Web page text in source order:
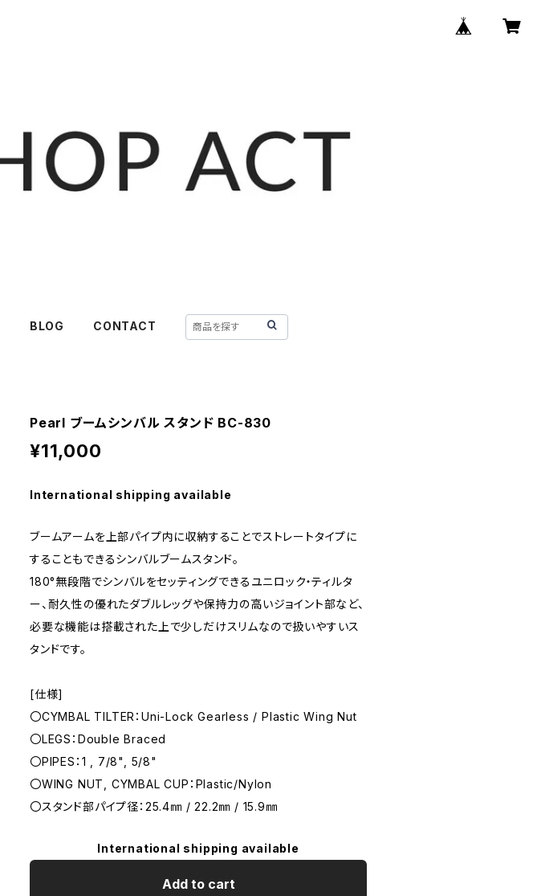
BLOG CONTACT
Pearl ブームシンバル スタンド BC-830
¥11,000
International shipping available
ブームアームを上部パイプ内に収納することでストレートタイプに
することもできるシンバルブームスタンド。
180°無段階でシンバルをセッティングできるユニロック・ティルタ
ー、耐久性の優れたダブルレッグや保持力の高いジョイント部など、
必要な機能は搭載された上で少しだけスリムなので扱いやすいス
タンドです。
[仕様]
〇CYMBAL TILTER：Uni-Lock Gearless / Plastic Wing Nut
〇LEGS：Double Braced
〇PIPES：1 , 7/8", 5/8"
〇WING NUT, CYMBAL CUP：Plastic/Nylon
〇スタンド部パイプ径：25.4㎜ / 22.2㎜ / 15.9㎜
International shipping available
Add to cart